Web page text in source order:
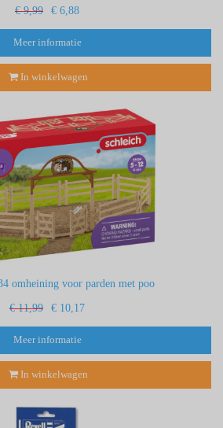
€ 9,99 € 6,88
Meer informatie
In winkelwagen
omheining voor parden met poo
€ 11,99 € 10,17
Meer informatie
In winkelwagen